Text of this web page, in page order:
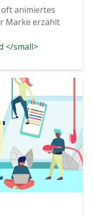
animiertes
Marke erzählt
</small>